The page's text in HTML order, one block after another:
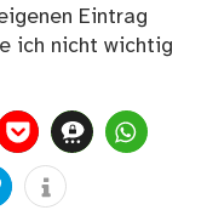
Eintrag
ich nicht wichtig